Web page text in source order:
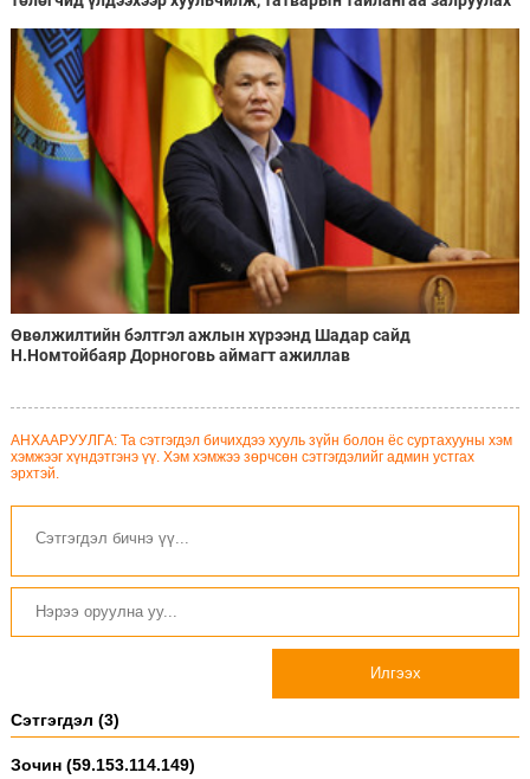
Өвөлжилтийн бэлтгэл ажлын хүрээнд Шадар сайд
Н.Номтойбаяр Дорноговь аймагт ажиллав
АНХААРУУЛГА: Та сэтгэгдэл бичихдээ хууль зүйн болон ёс суртахууны хэм
хэмжээг хүндэтгэнэ үү. Хэм хэмжээ зөрчсөн сэтгэгдэлийг админ устгах
эрхтэй.
Илгээх
Сэтгэгдэл (3)
Зочин (59.153.114.149)